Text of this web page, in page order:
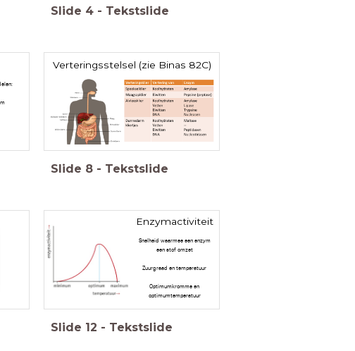
Slide 4 - Tekstslide
Verteringsstelsel (zie Binas 82C)
Slide 8 - Tekstslide
Enzymactiviteit
Snelheid waarmee een enzym
een stof omzet
Zuurgraad en temperatuur
Optimumkromme en
optimumtemperatuur
Slide 12 - Tekstslide